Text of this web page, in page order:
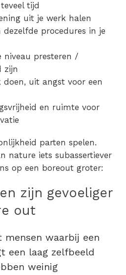
tijd
uit je werk halen
dezelfde procedures in je
niveau presteren /
zijn
doen, uit angst voor een
en ruimte voor
parten spelen.
nature iets subassertiever
op een boreout groter:
zijn gevoeliger
out
mensen waarbij een
een laag zelfbeeld
weinig